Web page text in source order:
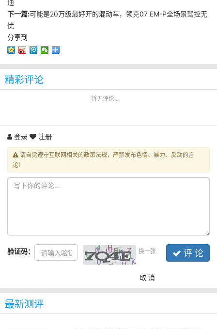
迪
下一篇:可能是20万级最好开的混动车，领克07 EM-P全场景驾控无
忧
分享到
精彩评论
暂无评论...
登录 注册
请自觉遵守互联网相关的政策法规，严禁发布色情、暴力、反动的言
论！
验证码： 换一张 评 论
取 消
最新测评